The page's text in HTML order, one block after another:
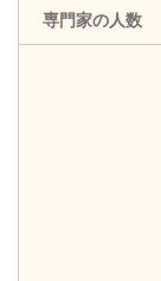
専門家の人数